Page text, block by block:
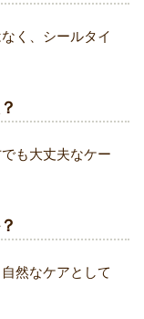
く、シールタイ
も大丈夫なケー
然なケアとして